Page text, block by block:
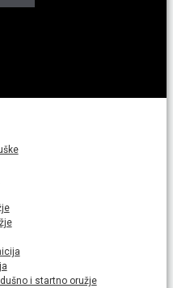
i startno oružje